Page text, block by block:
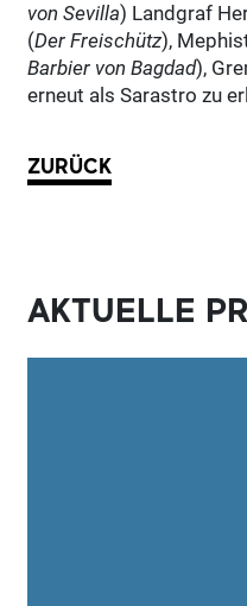
von Sevilla) Landgraf
(Der Freischütz),
Barbier von Bagdad),
erneut als Sarastro zu
ZURÜCK
AKTUELLE